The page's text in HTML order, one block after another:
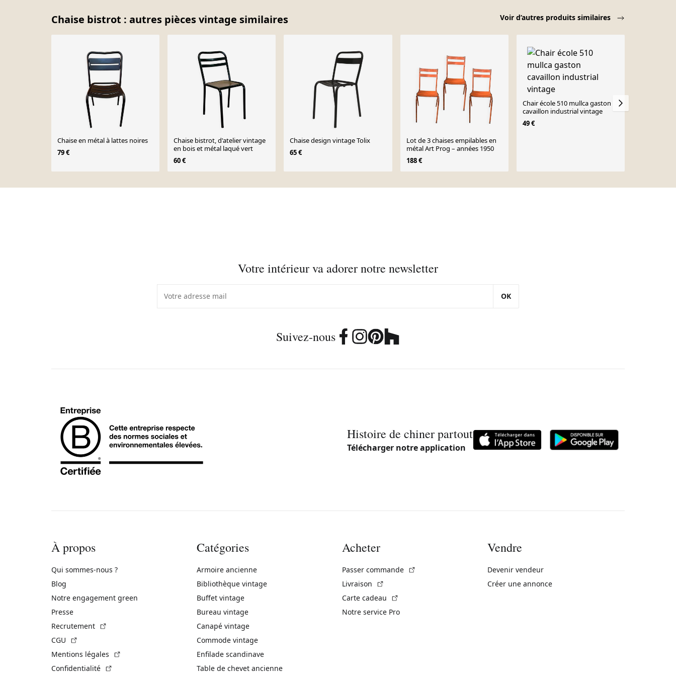
Chaise bistrot : autres pièces vintage similaires Voir d’autres produits similaires
Chaise en métal à lattes noires
79 €
Chaise bistrot, d'atelier vintage
en bois et métal laqué vert
60 €
Chaise design vintage Tolix
65 €
Lot de 3 chaises empilables en
métal Art Prog – années 1950
188 €
Chair école 510 mullca gaston
cavaillon industrial vintage
49 €
Votre intérieur va adorer notre newsletter
OK
Suivez-nous
Histoire de chiner partout
Télécharger notre application
À propos
Qui sommes-nous ?
Blog
Notre engagement green
Presse
Recrutement
CGU
Mentions légales
Confidentialité
Catégories
Armoire ancienne
Bibliothèque vintage
Buffet vintage
Bureau vintage
Canapé vintage
Commode vintage
Enfilade scandinave
Table de chevet ancienne
Acheter
Passer commande
Livraison
Carte cadeau
Notre service Pro
Vendre
Devenir vendeur
Créer une annonce